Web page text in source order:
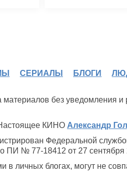
СЕРИАЛЫ БЛОГИ
материалов без уведомления
КИНО Александр
Федеральной
ПИ № 77-18412 от 27 сентября
личных блогах, могут не